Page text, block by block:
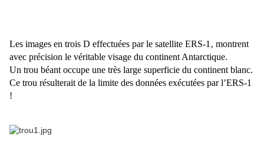
Les images en trois D effectuées par le satellite ERS-1‚ montrent
avec précision le véritable visage du continent Antarctique.
Un trou béant occupe une très large superficie du continent blanc.
Ce trou résulterait de la limite des données exécutées par l’ERS-1
!